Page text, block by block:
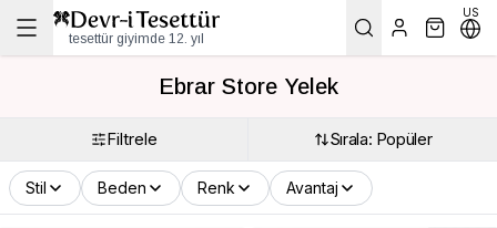
tesettür giyimde 12. yıl
US
Ebrar Store Yelek
Filtrele Sırala: Popüler
Stil Beden Renk Avantaj